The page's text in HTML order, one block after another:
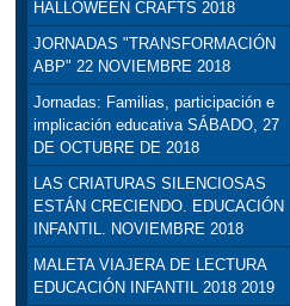
HALLOWEEN CRAFTS 2018
JORNADAS "TRANSFORMACIÓN
ABP" 22 NOVIEMBRE 2018
Jornadas: Familias, participación e
implicación educativa SÁBADO, 27
DE OCTUBRE DE 2018
LAS CRIATURAS SILENCIOSAS
ESTÁN CRECIENDO. EDUCACIÓN
INFANTIL. NOVIEMBRE 2018
MALETA VIAJERA DE LECTURA
EDUCACIÓN INFANTIL 2018 2019